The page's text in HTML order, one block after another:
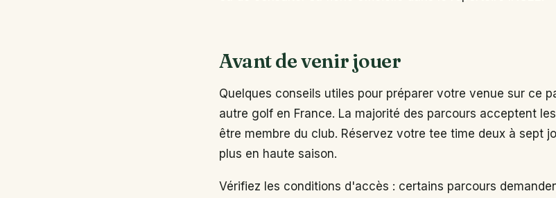
Avant de venir jouer
Quelques conseils utiles pour préparer votre venue sur ce
autre golf en France. La majorité des parcours acceptent
être membre du club. Réservez votre tee time deux à sept
plus en haute saison.
Vérifiez les conditions d'accès : certains parcours